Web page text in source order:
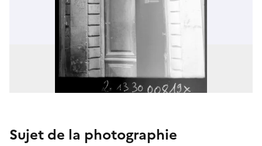
Sujet de la photographie